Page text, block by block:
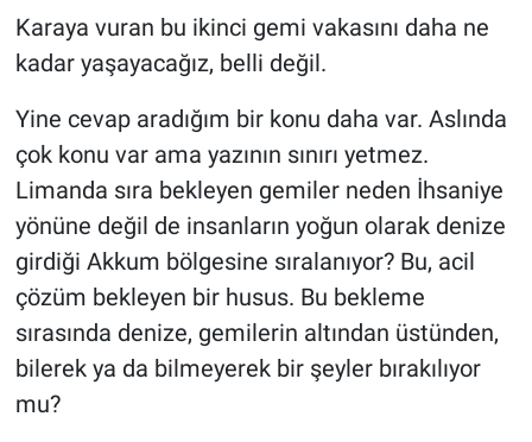
Karaya vuran bu ikinci gemi vakasını daha ne
kadar yaşayacağız, belli değil.
Yine cevap aradığım bir konu daha var. Aslında
çok konu var ama yazının sınırı yetmez.
Limanda sıra bekleyen gemiler neden İhsaniye
yönüne değil de insanların yoğun olarak denize
girdiği Akkum bölgesine sıralanıyor? Bu, acil
çözüm bekleyen bir husus. Bu bekleme
sırasında denize, gemilerin altından üstünden,
bilerek ya da bilmeyerek bir şeyler bırakılıyor
mu?